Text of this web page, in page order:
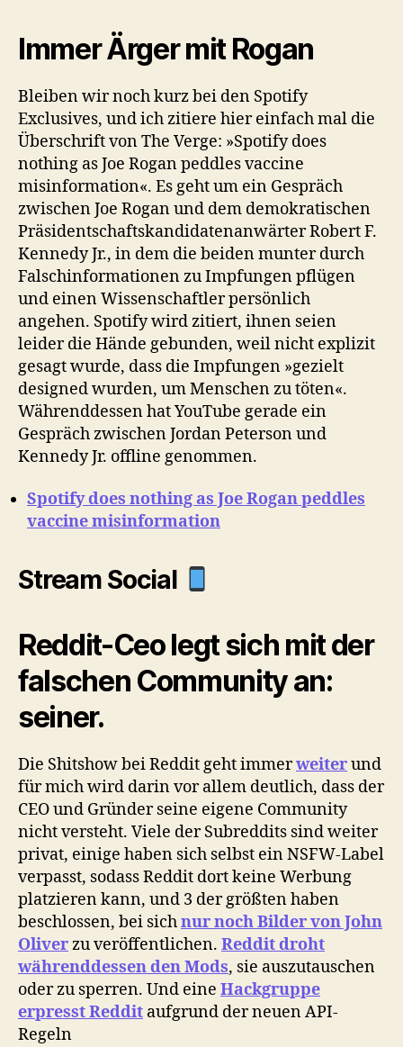
Immer Ärger mit Rogan
Bleiben wir noch kurz bei den Spotify
Exclusives, und ich zitiere hier einfach mal die
Überschrift von The Verge: »Spotify does
nothing as Joe Rogan peddles vaccine
misinformation«. Es geht um ein Gespräch
zwischen Joe Rogan und dem demokratischen
Präsidentschaftskandidatenanwärter Robert F.
Kennedy Jr., in dem die beiden munter durch
Falschinformationen zu Impfungen pflügen
und einen Wissenschaftler persönlich
angehen. Spotify wird zitiert, ihnen seien
leider die Hände gebunden, weil nicht explizit
gesagt wurde, dass die Impfungen »gezielt
designed wurden, um Menschen zu töten«.
Währenddessen hat YouTube gerade ein
Gespräch zwischen Jordan Peterson und
Kennedy Jr. offline genommen.
Spotify does nothing as Joe Rogan peddles
vaccine misinformation
Stream Social
Reddit-Ceo legt sich mit der
falschen Community an:
seiner.
Die Shitshow bei Reddit geht immerweiterund
für mich wird darin vor allem deutlich, dass der
CEO und Gründer seine eigene Community
nicht versteht. Viele der Subreddits sind weiter
privat, einige haben sich selbst ein NSFW-Label
verpasst, sodass Reddit dort keine Werbung
platzieren kann, und 3 der größten haben
beschlossen, bei sichnur noch Bilder von John
Oliverzu veröffentlichen. Reddit droht
währenddessen den Mods, sie auszutauschen
oder zu sperren. Und eine Hackgruppe
erpresst Reddit aufgrund der neuen API-
Regeln